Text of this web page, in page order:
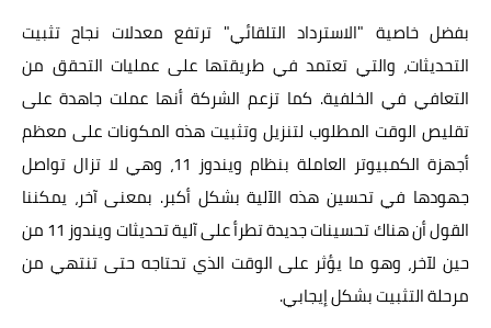
بفضل خاصية "الاسترداد التلقائي" ترتفع معدلات نجاح تثبيت
التحديثات، والتي تعتمد في طريقتها على عمليات التحقق من
التعافي في الخلفية. كما تزعم الشركة أنها عملت جاهدة على
تقليص الوقت المطلوب لتنزيل وتثبيت هذه المكونات على معظم
أجهزة الكمبيوتر العاملة بنظام ويندوز 11، وهي لا تزال تواصل
جهودها في تحسين هذه الآلية بشكل أكبر. بمعنى آخر، يمكننا
القول أن هناك تحسينات جديدة تطرأ على آلية تحديثات ويندوز 11 من
حين لآخر، وهو ما يؤثر على الوقت الذي تحتاجه حتى تنتهي من
مرحلة التثبيت بشكل إيجابي.